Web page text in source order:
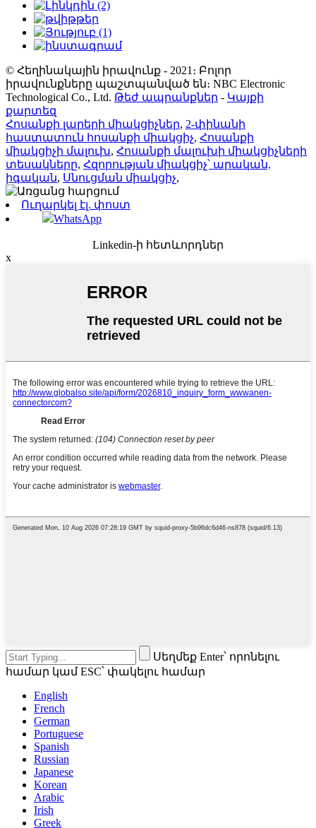
© Հեղինակային իրավունք - 2021։ Բոլոր
իրավունքները պաշտպանված են։ NBC Electronic
Technological Co., Ltd. Թեժ ապրանքներ - Կայքի
քարտեզ
Հոսանքի լարերի միակցիչներ, 2-փինանի
հաստատուն հոսանքի միակցիչ, Հոսանքի
միակցիչի մալուխ, Հոսանքի մալուխի միակցիչների
տեսակները, Հզորության միակցիչ՝ արական,
իգական, Սնուցման միակցիչ,
Ուղարկել էլ. փոստ
WhatsApp
Linkedin-ի հետևորդներ
x
Սեղմեք Enter՝ որոնելու
համար կամ ESC՝ փակելու համար
English
French
German
Portuguese
Spanish
Russian
Japanese
Korean
Arabic
Irish
Greek